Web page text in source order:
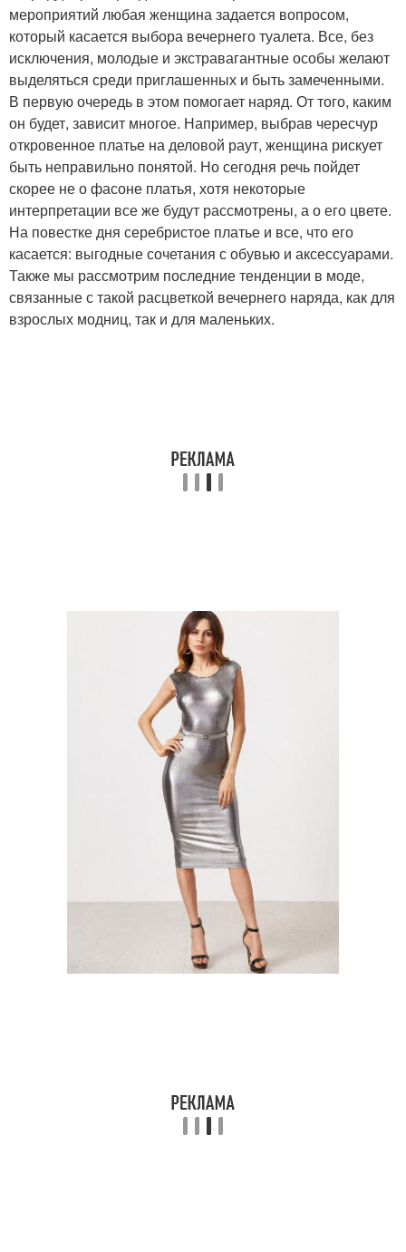
Платье с чем
Макияж под
серебристое платье
Макияж под серое
платье
Платье с запахом
Макияж к синему
платью
Маникюр под серое
платье
Вечерний платье Платье на работу
мероприятий любая женщина задается вопросом,
который касается выбора вечернего туалета. Все, без
исключения, молодые и экстравагантные особы желают
выделяться среди приглашенных и быть замеченными.
В первую очередь в этом помогает наряд. От того, каким
он будет, зависит многое. Например, выбрав чересчур
откровенное платье на деловой раут, женщина рискует
быть неправильно понятой. Но сегодня речь пойдет
скорее не о фасоне платья, хотя некоторые
интерпретации все же будут рассмотрены, а о его цвете.
На повестке дня серебристое платье и все, что его
касается: выгодные сочетания с обувью и аксессуарами.
Также мы рассмотрим последние тенденции в моде,
связанные с такой расцветкой вечернего наряда, как для
взрослых модниц, так и для маленьких.